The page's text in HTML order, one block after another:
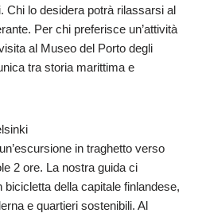
Chi lo desidera potrà rilassarsi al
Per chi preferisce un’attività
al Museo del Porto degli
tra storia marittima e
in traghetto verso
2 ore. La nostra guida ci
della capitale finlandese,
e quartieri sostenibili. Al